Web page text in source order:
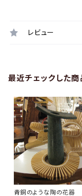
レビュー
最近チェックした商
青銅のような陶の花器